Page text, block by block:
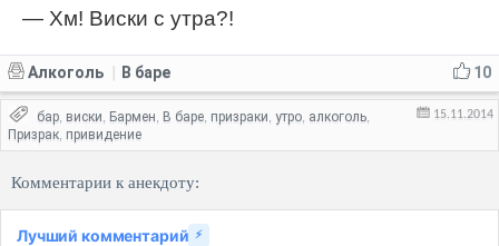
— Хм! Виски с утра?!
10
Алкоголь В баре
15.11.2014
бар, виски, Бармен, В баре, призраки, утро, алкоголь,
Призрак, привидение
Комментарии к анекдоту:
Лучший комментарий ⚡